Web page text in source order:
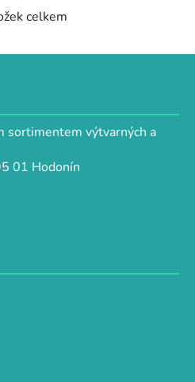
O
l
a
c
p
ý
celkem
sortimentem výtvarných a
01 Hodonín